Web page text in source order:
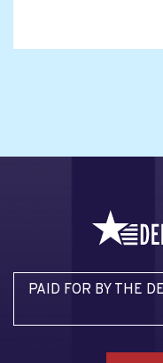
PAID FOR BY THE